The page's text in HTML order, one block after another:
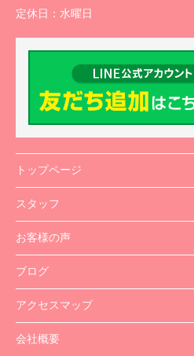
定休日： 水曜日
トップページ
スタッフ
お客様の声
ブログ
アクセスマップ
会社概要